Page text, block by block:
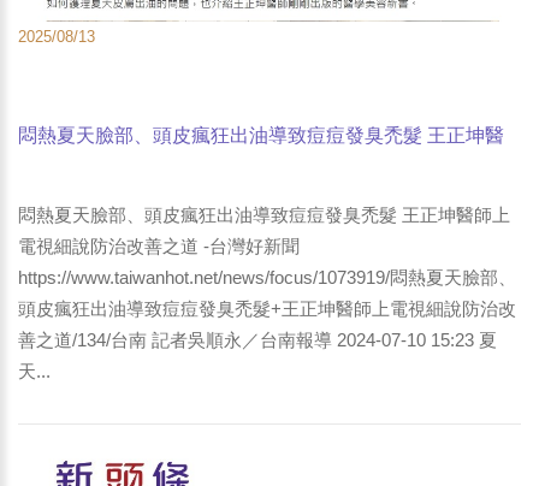
2025/08/13
悶熱夏天臉部、頭皮瘋狂出油導致痘痘發臭禿髮 王正坤醫
悶熱夏天臉部、頭皮瘋狂出油導致痘痘發臭禿髮 王正坤醫師上
電視細說防治改善之道 -台灣好新聞
https://www.taiwanhot.net/news/focus/1073919/悶熱夏天臉部、
頭皮瘋狂出油導致痘痘發臭禿髮+王正坤醫師上電視細說防治改
善之道/134/台南 記者吳順永／台南報導 2024-07-10 15:23 夏
天...